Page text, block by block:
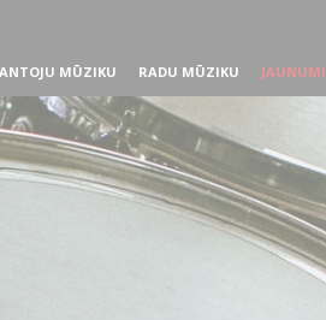
MŪZIKU RADU MŪZIKU JAUNUMI